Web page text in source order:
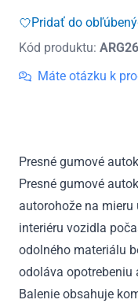
gumové
VW
Polo
Pridať do
Kód produktu:
Máte otázku k
Presné gumové
Presné gumové
autorohože na
interiéru vozidla
odolného materiálu
odoláva opotrebeniu
Balenie obsahuje